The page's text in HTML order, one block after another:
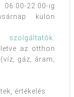
22:00-ig
külön
:
az otthon
gáz, áram,
értékelés